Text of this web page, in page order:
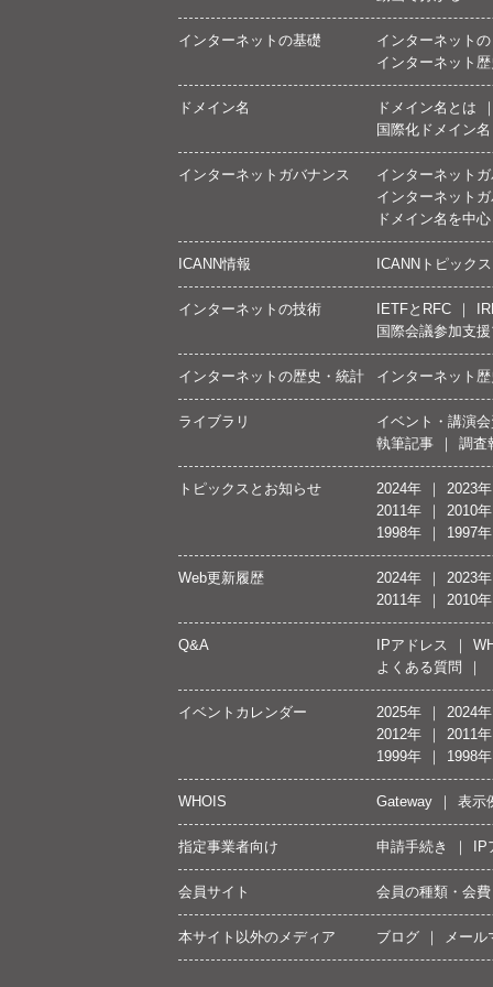
インターネットの基礎
インターネット
インターネット
ドメイン名
ドメイン名とは
国際化ドメイン名
インターネットガバナンス
インターネット
インターネット
ドメイン名を中
ICANN情報 ICANNトピックス
インターネットの技術 IETFとRFC
国際会議参加支
インターネットの歴史・統計 インターネット
ライブラリ
イベント・講演
執筆記事
調査
トピックスとお知らせ 2024年
2023年
2011年
2010年
1998年
1997年
Web更新履歴 2024年
2023年
2011年
2010年
Q&A IPアドレス
よくある質問
イベントカレンダー 2025年
2024年
2012年
2011年
1999年
1998年
WHOIS Gateway 表示
指定事業者向け 申請手続き IP
会員サイト 会員の種類・会
本サイト以外のメディア ブログ メー